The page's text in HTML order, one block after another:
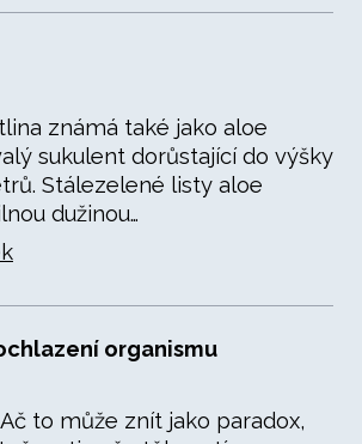
známá také jako aloe
sukulent dorůstající do výšky
Stálezelené listy aloe
dužinou…
organismu
to může znít jako paradox,